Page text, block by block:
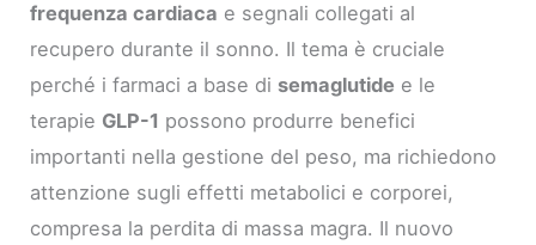
frequenza cardiaca e segnali collegati al
recupero durante il sonno. Il tema è cruciale
perché i farmaci a base di semaglutide e le
terapie GLP-1 possono produrre benefici
importanti nella gestione del peso, ma richiedono
attenzione sugli effetti metabolici e corporei,
compresa la perdita di massa magra. Il nuovo